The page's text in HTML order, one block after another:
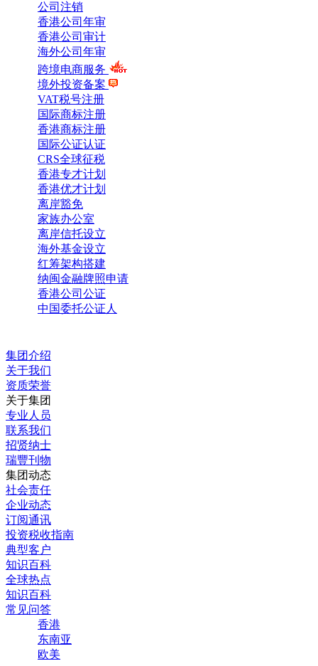
公司注销
香港公司年审
香港公司审计
海外公司年审
跨境电商服务
境外投资备案
VAT税号注册
国际商标注册
香港商标注册
国际公证认证
CRS全球征税
香港专才计划
香港优才计划
离岸豁免
家族办公室
离岸信托设立
海外基金设立
红筹架构搭建
纳闽金融牌照申请
香港公司公证
中国委托公证人
集团介绍
关于我们
资质荣誉
关于集团
专业人员
联系我们
招贤纳士
瑞豐刊物
集团动态
社会责任
企业动态
订阅通讯
投资税收指南
典型客户
知识百科
全球热点
知识百科
常见问答
香港
东南亚
欧美